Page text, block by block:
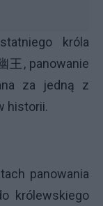
króla
王, panowanie
za jedną z
historii.
panowania
królewskiego